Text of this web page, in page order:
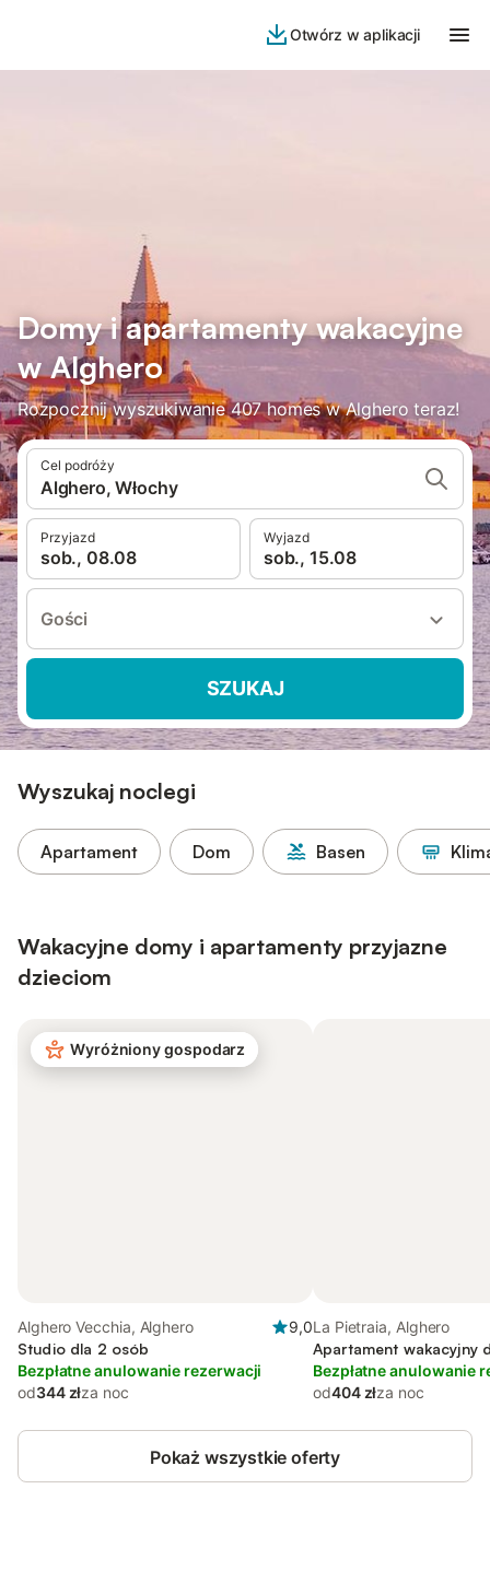
Otwórz w aplikacji
Domy i apartamenty wakacyjne
w Alghero
Rozpocznij wyszukiwanie 407 homes w Alghero teraz!
Cel podróży
Alghero, Włochy
Przyjazd
sob., 08.08
Wyjazd
sob., 15.08
Gości
SZUKAJ
Wyszukaj noclegi
Apartament Dom Basen
Wakacyjne domy i apartamenty przyjazne
dzieciom
Wyróżniony gospodarz
Alghero Vecchia, Alghero
9,0
Studio dla 2 osób
Bezpłatne anulowanie rezerwacji
od344 złza noc
La Pietraia, Alghero
Apartament wakacyjny
Bezpłatne anulowanie
od404 złza noc
Pokaż wszystkie oferty